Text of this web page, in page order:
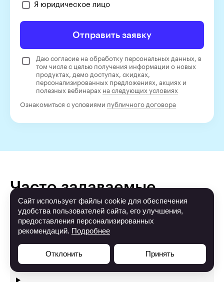
Я юридическое лицо
Отправить заявку
Даю согласие на обработку персональных данных, в
том числе с целью получения информации о новых
продуктах, демо доступах, скидках,
персонализированных предложениях, акциях и
полезных вебинарах на следующих условиях
Ознакомиться с условиями публичного договора
Часто задаваемые
вопросы
Курс подойдёт новичкам?
Сайт использует файлы cookie для обеспечения
удобства пользователей сайта, его улучшения,
предоставления персонализированных
рекомендаций. Подробнее
Отклонить Принять